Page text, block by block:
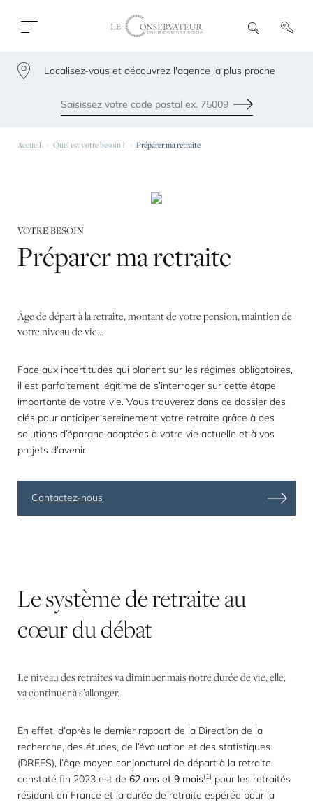
Ouvrir
menu
R
e
h
e
Localisez-vous et découvrez l'agence la plus proche
Envoyer
79300
Accueil Quel est votre besoin ? Préparer ma retraite
VOTRE BESOIN
Préparermaretraite
Âge de départ à la retraite, montant de votre pension, maintien de
votre niveau de vie…
Face aux incertitudes qui planent sur les régimes obligatoires,
il est parfaitement légitime de s’interroger sur cette étape
importante de votre vie. Vous trouverez dans ce dossier des
clés pour anticiper sereinement votre retraite grâce à des
solutions d’épargne adaptées à votre vie actuelle et à vos
projets d’avenir.
Contactez-nous
Lesystèmederetraiteau
cœurdudébat
Le niveau des retraites va diminuer mais notre durée de vie, elle,
va continuer à s’allonger.
En effet, d’après le dernier rapport de la Direction de la
recherche, des études, de l’évaluation et des statistiques
(DREES), l’âge moyen conjoncturel de départ à la retraite
constaté fin 2023 est de 62 ans et 9 mois(1) pour les retraités
résidant en France et la durée de retraite espérée pour la